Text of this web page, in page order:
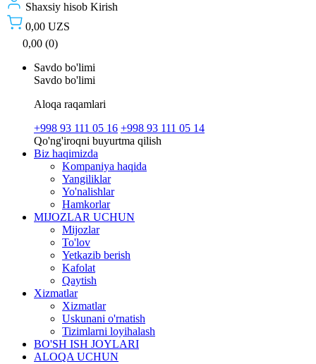
Shaxsiy hisob Kirish
0,00 UZS
0,00 (0)
Savdo bo'limi
Savdo bo'limi
Aloqa raqamlari
+998 93 111 05 16 +998 93 111 05 14
Qo'ng'iroqni buyurtma qilish
Biz haqimizda
Kompaniya haqida
Yangiliklar
Yo'nalishlar
Hamkorlar
MIJOZLAR UCHUN
Mijozlar
To'lov
Yetkazib berish
Kafolat
Qaytish
Xizmatlar
Xizmatlar
Uskunani o'rnatish
Tizimlarni loyihalash
BO'SH ISH JOYLARI
ALOQA UCHUN